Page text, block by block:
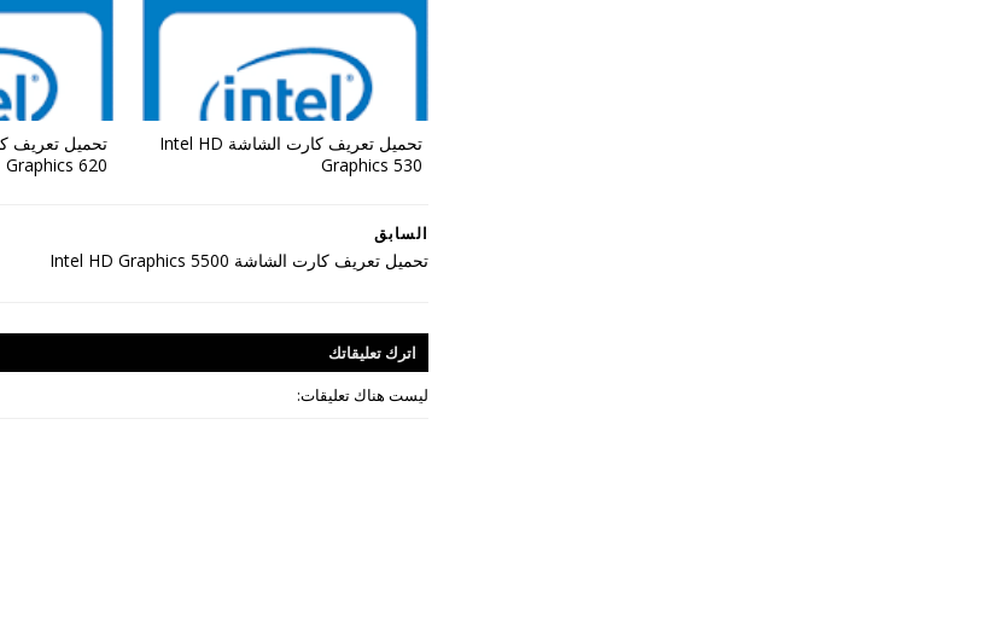
تحميل تعريف كارت الشاشة Intel HD
Graphics 530
Graphics 620
السابق
تحميل تعريف كارت الشاشة Intel HD Graphics 5500
اترك تعليقاتك
ليست هناك تعليقات: